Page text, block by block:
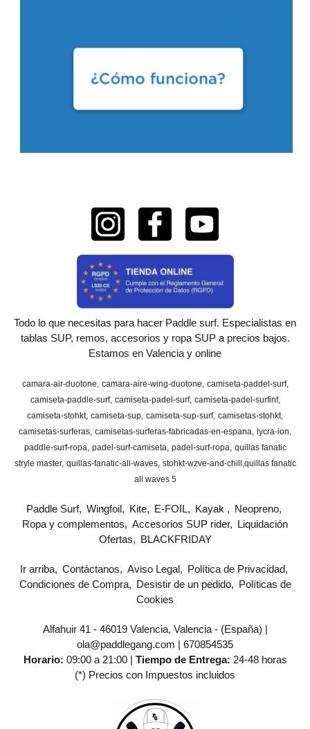
Todo lo que necesitas para hacer Paddle surf. Especialistas en
tablas SUP, remos, accesorios y ropa SUP a precios bajos.
Estamos en Valencia y online
camara-air-duotone camara-aire-wing-duotone camiseta-paddel-surf
camiseta-paddle-surf camiseta-padel-surf camiseta-padel-surfinf
camiseta-stohkt camiseta-sup camiseta-sup-surf camisetas-stohkt
camisetas-surferas camisetas-surferas-fabricadas-en-espana
lycra-ion
paddle-surf-ropa padel-surf-camiseta padel-surf-ropa quillas fanatic
stryle master quillas-fanatic-all-waves stohkt-wzve-and-chill
​quillas fanatic
all waves 5
Paddle Surf Wingfoil Kite E-FOIL Kayak
Neopreno
Ropa y complementos
Accesorios SUP rider
Liquidación
Ofertas
BLACKFRIDAY
Ir arriba Contáctanos Aviso Legal
Política de Privacidad
Condiciones de Compra
Desistir de un pedido
Políticas de
Cookies
Alfahuir 41 - 46019 Valencia, Valencia - (España) |
ola@paddlegang.com | 670854535
Horario: 09:00 a 21:00 | Tiempo de Entrega: 24-48 horas
(*) Precios con Impuestos incluidos